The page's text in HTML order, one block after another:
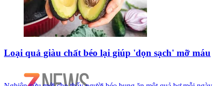
Loại quả giàu chất béo lại giúp 'dọn sạch' mỡ máu